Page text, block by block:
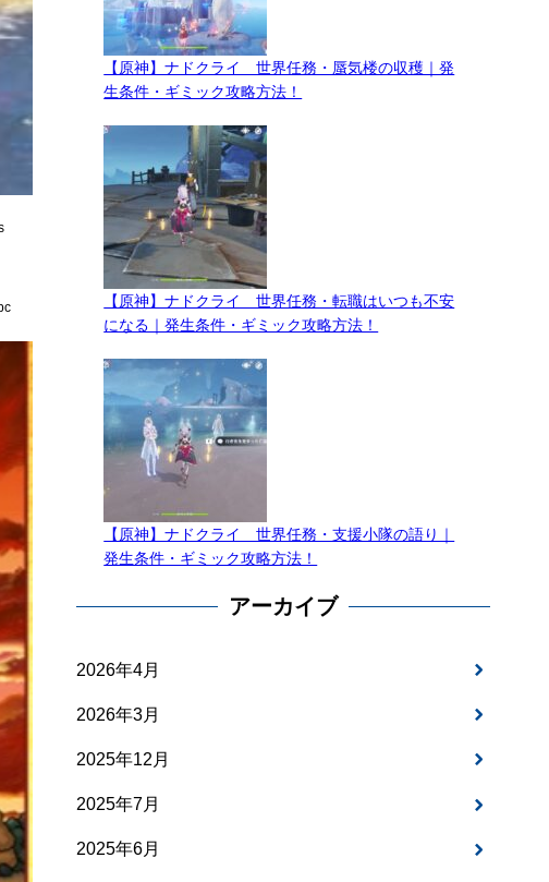
【原神】ナドクライ 世界任務・蜃気楼の収穫｜発
生条件・ギミック攻略方法！
【原神】ナドクライ 世界任務・転職はいつも不安
になる｜発生条件・ギミック攻略方法！
【原神】ナドクライ 世界任務・支援小隊の語り｜
発生条件・ギミック攻略方法！
アーカイブ
2026年4月
2026年3月
2025年12月
2025年7月
2025年6月